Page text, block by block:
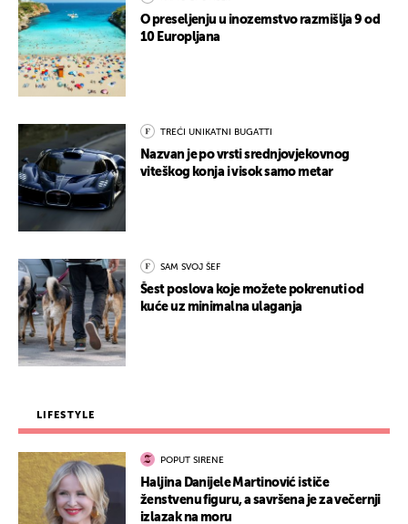
O preseljenju u inozemstvo razmišlja 9 od
10 Europljana
TREĆI UNIKATNI BUGATTI
Nazvan je po vrsti srednjovjekovnog
viteškog konja i visok samo metar
SAM SVOJ ŠEF
Šest poslova koje možete pokrenuti od
kuće uz minimalna ulaganja
LIFESTYLE
POPUT SIRENE
Haljina Danijele Martinović ističe
ženstvenu figuru, a savršena je za večernji
izlazak na moru